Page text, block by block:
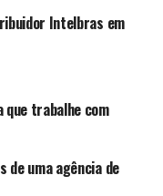
Intelbras em
que trabalhe com
de uma agência de